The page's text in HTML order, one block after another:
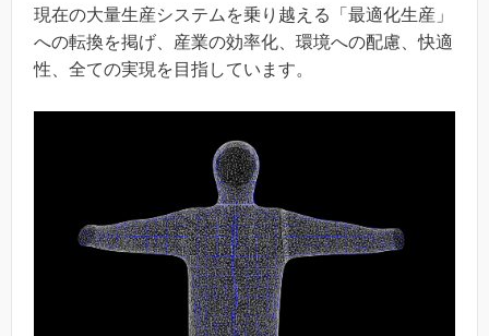
現在の大量生産システムを乗り越える「最適化生産」
への転換を掲げ、産業の効率化、環境への配慮、快適
性、全ての実現を目指しています。